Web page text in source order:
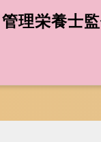
管理栄養士